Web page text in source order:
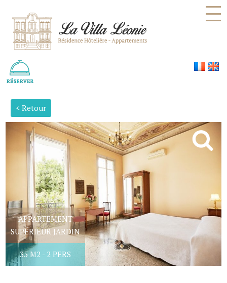
< Retour
APPARTEMENT
SUPÉRIEUR JARDIN
35 M2 - 2 PERS